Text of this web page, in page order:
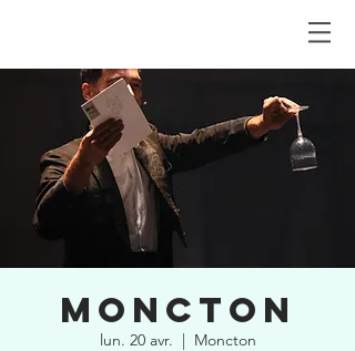
MONCTON
lun. 20 avr.
  |
Moncton